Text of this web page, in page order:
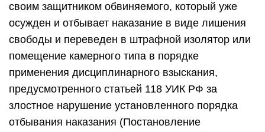
своим защитником обвиняемого, который уже
осужден и отбывает наказание в виде лишения
свободы и переведен в штрафной изолятор или
помещение камерного типа в порядке
применения дисциплинарного взыскания,
предусмотренного статьей 118 УИК РФ за
злостное нарушение установленного порядка
отбывания наказания (Постановление